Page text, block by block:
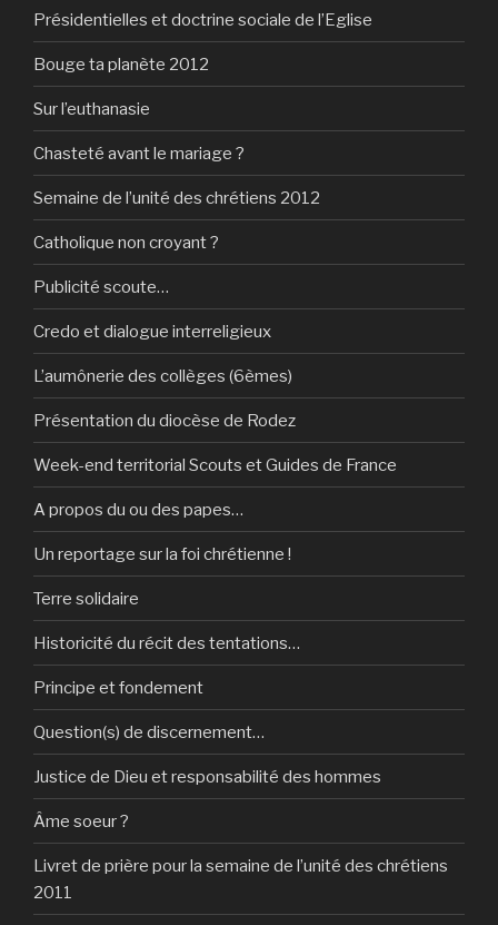
Présidentielles et doctrine sociale de l’Eglise
Bouge ta planète 2012
Sur l’euthanasie
Chasteté avant le mariage ?
Semaine de l’unité des chrétiens 2012
Catholique non croyant ?
Publicité scoute…
Credo et dialogue interreligieux
L’aumônerie des collèges (6èmes)
Présentation du diocèse de Rodez
Week-end territorial Scouts et Guides de France
A propos du ou des papes…
Un reportage sur la foi chrétienne !
Terre solidaire
Historicité du récit des tentations…
Principe et fondement
Question(s) de discernement…
Justice de Dieu et responsabilité des hommes
Âme soeur ?
Livret de prière pour la semaine de l’unité des chrétiens
2011